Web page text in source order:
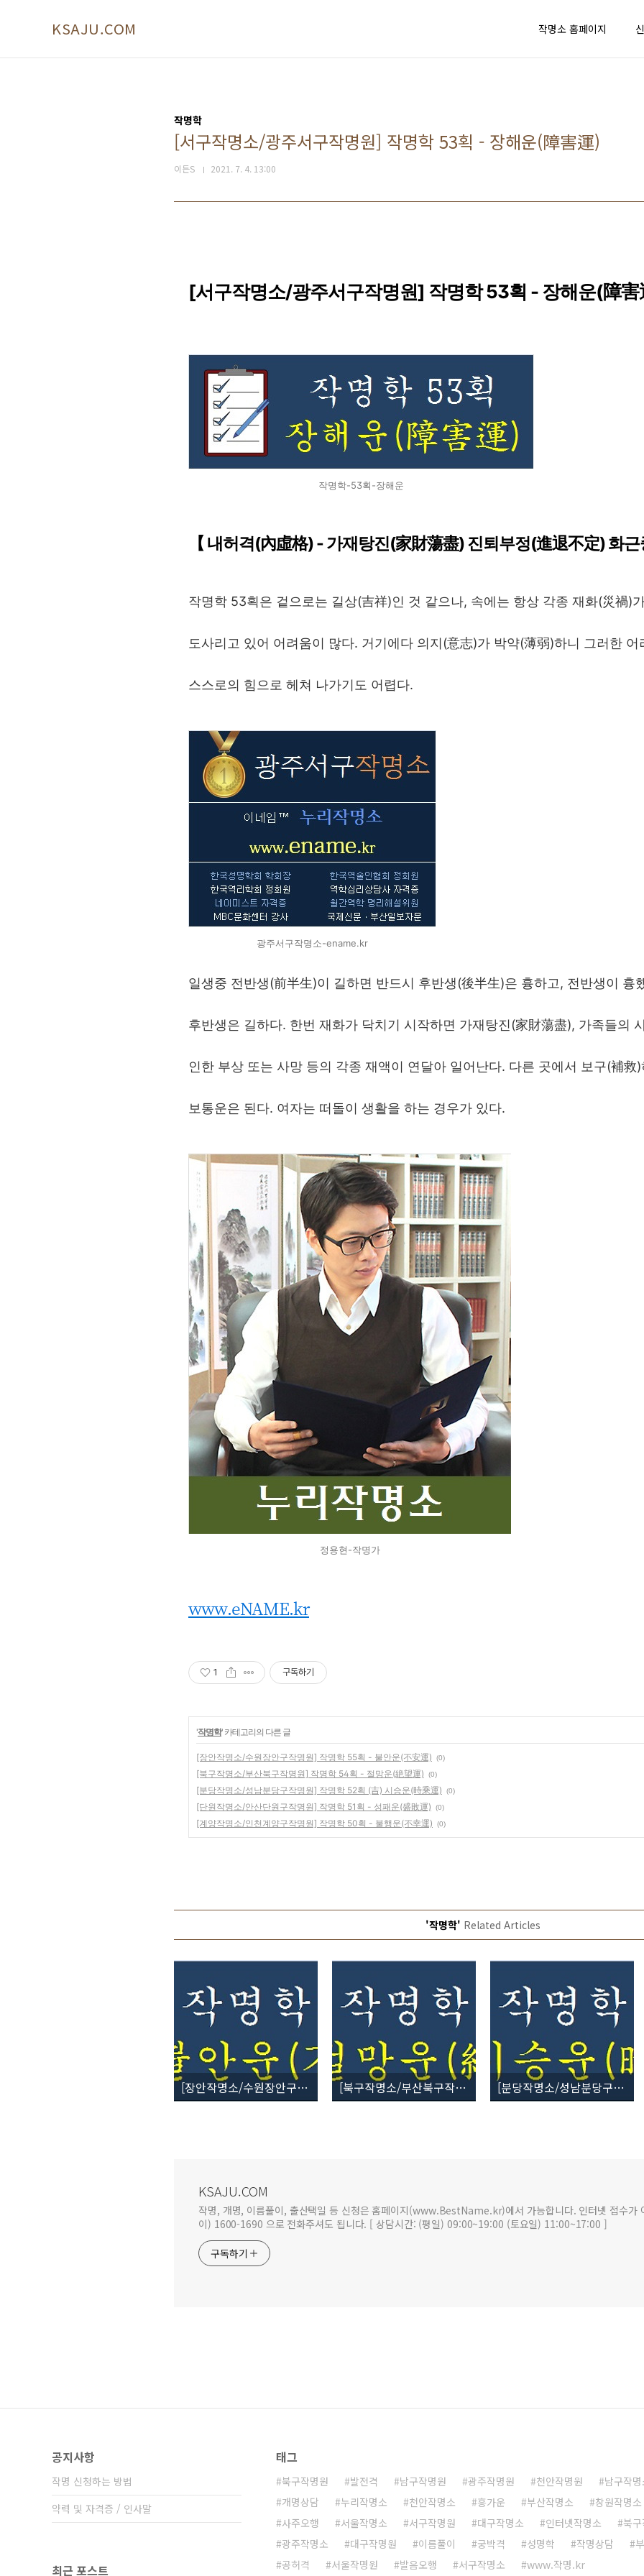
KSAJU.COM 작명소 홈페이지
작명학
[서구작명소/광주서구작명원] 작명학 53획 - 장해운(障害運)
이든S 2021. 7. 4. 13:00
[서구작명소/광주서구작명원] 작명학 53획 - 장해운(障害
작명학-53획-장해운
【 내허격(內虛格) - 가재탕진(家財蕩盡) 진퇴부정(進退不定) 화근
작명학 53획은 겉으로는 길상(吉祥)인 것 같으나, 속에는 항상 각종 재화(災禍)
도사리고 있어 어려움이 많다. 거기에다 의지(意志)가 박약(薄弱)하니 그러한 어
스스로의 힘으로 헤쳐 나가기도 어렵다.
광주서구작명소-ename.kr
일생중 전반생(前半生)이 길하면 반드시 후반생(後半生)은 흉하고, 전반생이 흉
후반생은 길하다. 한번 재화가 닥치기 시작하면 가재탕진(家財蕩盡), 가족들의
인한 부상 또는 사망 등의 각종 재액이 연달아 일어난다. 다른 곳에서 보구(補救)
보통운은 된다. 여자는 떠돌이 생활을 하는 경우가 있다.
정용현-작명가
www.eNAME.kr
1 구독하기
'작명학' 카테고리의 다른 글
[장안작명소/수원장안구작명원] 작명학 55획 - 불안운(不安運) (0)
[북구작명소/부산북구작명원] 작명학 54획 - 절망운(絶望運) (0)
[분당작명소/성남분당구작명원] 작명학 52획 (吉) 시승운(時乘運) (0)
[단원작명소/안산단원구작명원] 작명학 51획 - 성패운(盛敗運) (0)
[계양작명소/인천계양구작명원] 작명학 50획 - 불행운(不幸運) (0)
'작명학' Related Articles
[장안작명소/수원장안구작명원] 작명학 55획 - 불안운(不安運) [북구작명소/부산북구작명원] 작명학 54획 - 절망운(絶望運) [분당작명소/성남분당구작명원] 작명학 52획 (吉) 시승운(時乘運)
KSAJU.COM
작명, 개명, 이름풀이, 출산택일 등 신청은 홈페이지(www.BestName.kr)에서 가능합니다. 인터넷 접수가
이) 1600-1690 으로 전화주셔도 됩니다. [ 상담시간: (평일) 09:00~19:00 (토요일) 11:00~17:00 ]
구독하기
공지사항
작명 신청하는 방법
약력 및 자격증 / 인사말
최근 포스트
태그
북구작명원 발전격 남구작명원 광주작명원 천안작명원
남구작명
개명상담
누리작명소 천안작명소 흥가운 부산작명소
창원작명소
사주오행
서울작명소 서구작명원 대구작명소 인터넷작명소
북
광주작명소
대구작명원 이름풀이 궁박격 성명학 작명상담
공허격
서울작명원 발음오행 서구작명소 www.작명.kr